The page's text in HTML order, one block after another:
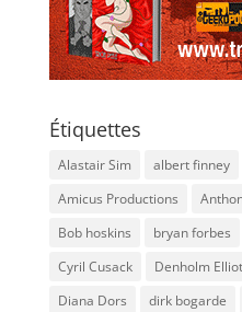
Étiquettes
Alastair Sim albert finney
Amicus Productions
Bob hoskins
bryan forbes
Cyril Cusack
Denholm
Diana Dors
dirk bogarde